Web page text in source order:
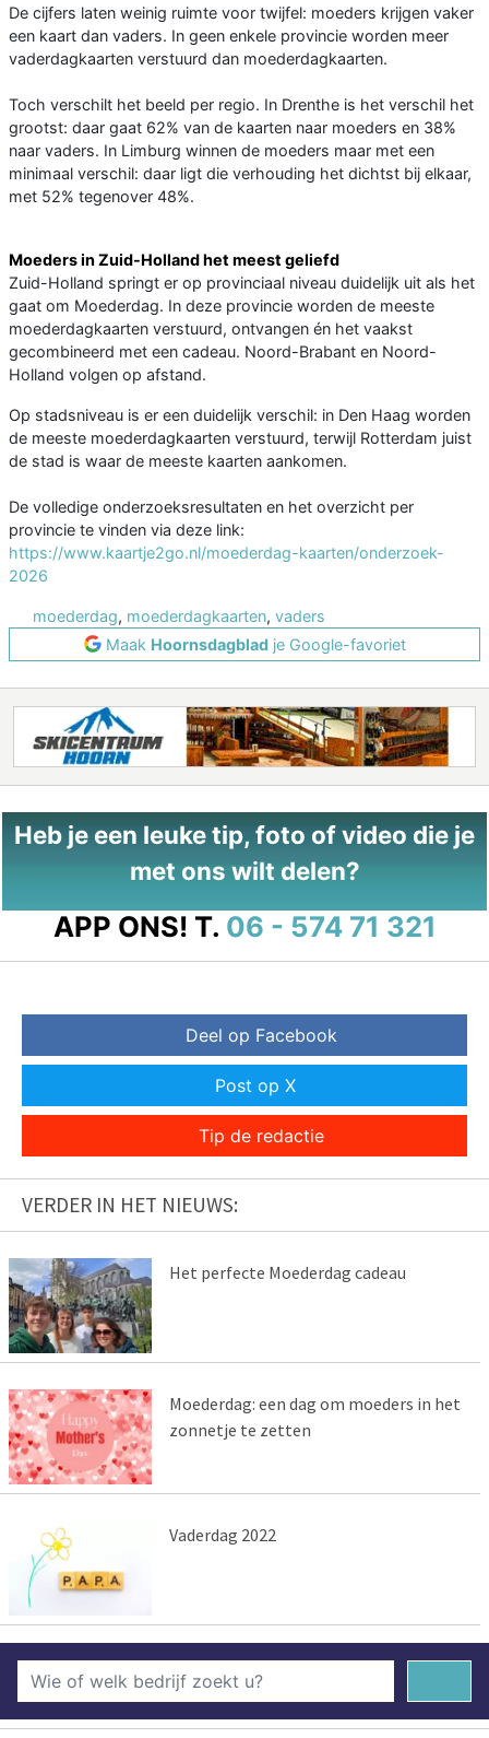
De cijfers laten weinig ruimte voor twijfel: moeders krijgen vaker
een kaart dan vaders. In geen enkele provincie worden meer
vaderdagkaarten verstuurd dan moederdagkaarten.
Toch verschilt het beeld per regio. In Drenthe is het verschil het
grootst: daar gaat 62% van de kaarten naar moeders en 38%
naar vaders. In Limburg winnen de moeders maar met een
minimaal verschil: daar ligt die verhouding het dichtst bij elkaar,
met 52% tegenover 48%.
Moeders in Zuid-Holland het meest geliefd
Zuid-Holland springt er op provinciaal niveau duidelijk uit als het
gaat om Moederdag. In deze provincie worden de meeste
moederdagkaarten verstuurd, ontvangen én het vaakst
gecombineerd met een cadeau. Noord-Brabant en Noord-
Holland volgen op afstand.
Op stadsniveau is er een duidelijk verschil: in Den Haag worden
de meeste moederdagkaarten verstuurd, terwijl Rotterdam juist
de stad is waar de meeste kaarten aankomen.
De volledige onderzoeksresultaten en het overzicht per
provincie te vinden via deze link:
https://www.kaartje2go.nl/moederdag-kaarten/onderzoek-
2026
moederdag, moederdagkaarten, vaders
Maak Hoornsdagbladje Google-favoriet
Heb je een leuke tip, foto of video die je
met ons wilt delen?
APP ONS! T. 06 - 574 71 321
Deel op Facebook
Post op X
Tip de redactie
VERDER IN HET NIEUWS:
Het perfecte Moederdag cadeau
Moederdag: een dag om moeders in het
zonnetje te zetten
Vaderdag 2022